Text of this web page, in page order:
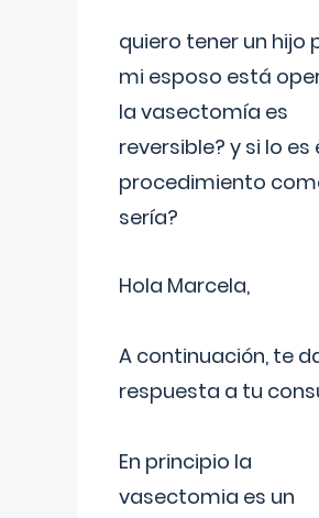
quiero tener un hijo
mi esposo está
la vasectomía es
reversible? y si lo es
procedimiento
sería?
Hola Marcela,
A continuación, te
respuesta a tu
En principio la
vasectomia es un